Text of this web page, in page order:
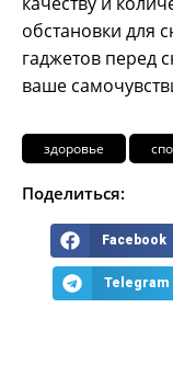
обстановки для
гаджетов перед
ваше
здоровье
Поделиться:
Facebook
Telegram